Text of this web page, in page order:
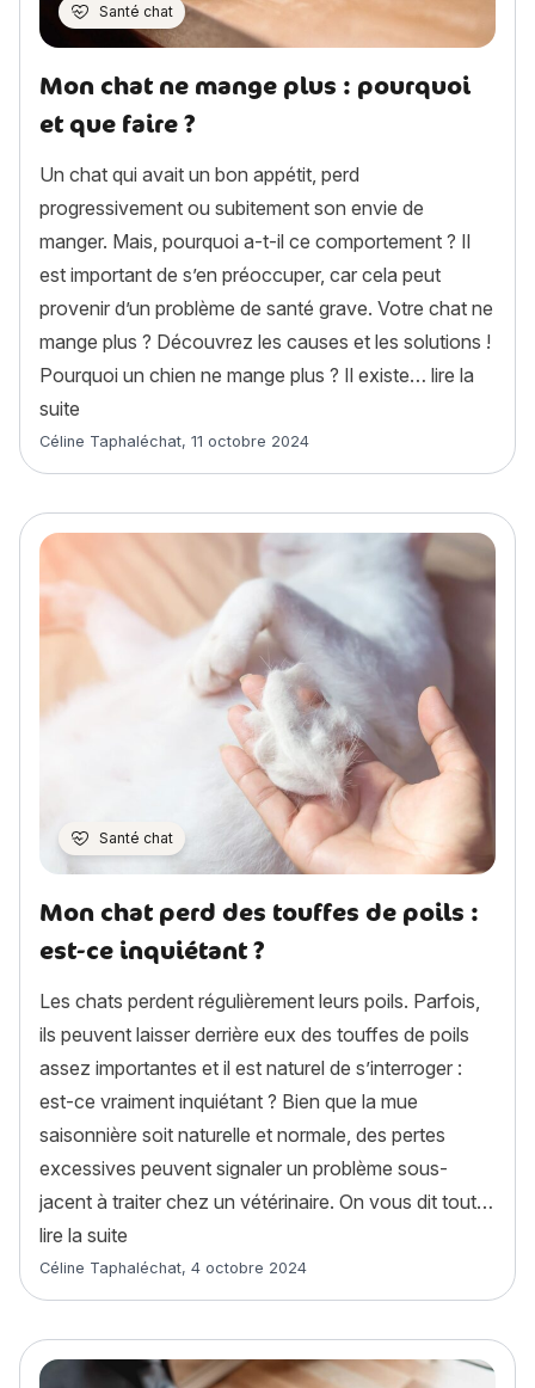
Santé chat
Mon chat ne mange plus : pourquoi
et que faire ?
Un chat qui avait un bon appétit, perd
progressivement ou subitement son envie de
manger. Mais, pourquoi a-t-il ce comportement ? Il
est important de s’en préoccuper, car cela peut
provenir d’un problème de santé grave. Votre chat ne
mange plus ? Découvrez les causes et les solutions !
Pourquoi un chien ne mange plus ? Il existe… lire la
suite
Article rédigé par
Céline Taphaléchat, 11 octobre 2024
Santé chat
Mon chat perd des touffes de poils :
est-ce inquiétant ?
Les chats perdent régulièrement leurs poils. Parfois,
ils peuvent laisser derrière eux des touffes de poils
assez importantes et il est naturel de s’interroger :
est-ce vraiment inquiétant ? Bien que la mue
saisonnière soit naturelle et normale, des pertes
excessives peuvent signaler un problème sous-
jacent à traiter chez un vétérinaire. On vous dit tout…
lire la suite
Article rédigé par
Céline Taphaléchat, 4 octobre 2024